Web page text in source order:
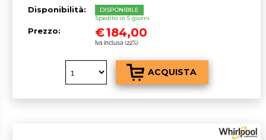
Disponibilità:
DISPONIBILE
Spedito in 5 giorni
Prezzo: €184,00
Iva inclusa (22%)